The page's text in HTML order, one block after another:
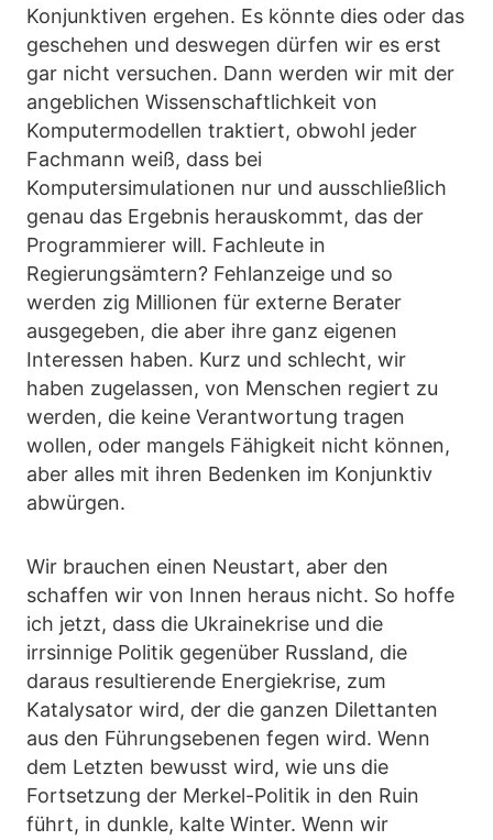
Konjunktiven ergehen. Es könnte dies oder das
geschehen und deswegen dürfen wir es erst
gar nicht versuchen. Dann werden wir mit der
angeblichen Wissenschaftlichkeit von
Komputermodellen traktiert, obwohl jeder
Fachmann weiß, dass bei
Komputersimulationen nur und ausschließlich
genau das Ergebnis herauskommt, das der
Programmierer will. Fachleute in
Regierungsämtern? Fehlanzeige und so
werden zig Millionen für externe Berater
ausgegeben, die aber ihre ganz eigenen
Interessen haben. Kurz und schlecht, wir
haben zugelassen, von Menschen regiert zu
werden, die keine Verantwortung tragen
wollen, oder mangels Fähigkeit nicht können,
aber alles mit ihren Bedenken im Konjunktiv
abwürgen.
Wir brauchen einen Neustart, aber den
schaffen wir von Innen heraus nicht. So hoffe
ich jetzt, dass die Ukrainekrise und die
irrsinnige Politik gegenüber Russland, die
daraus resultierende Energiekrise, zum
Katalysator wird, der die ganzen Dilettanten
aus den Führungsebenen fegen wird. Wenn
dem Letzten bewusst wird, wie uns die
Fortsetzung der Merkel-Politik in den Ruin
führt, in dunkle, kalte Winter. Wenn wir